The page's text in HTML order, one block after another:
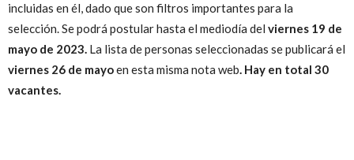
incluidas en él,dado que son filtros importantes para la
selección. Se podrá postular hasta el mediodía del viernes 19 de
mayo de 2023. La lista de personas seleccionadas se publicará el
viernes 26 de mayoen esta misma nota web. Hay en total 30
vacantes.